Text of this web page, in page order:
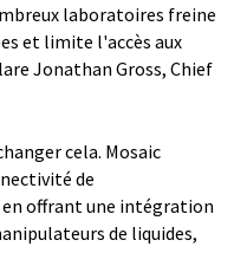
laboratoires freine
et limite l'accès aux
Jonathan Gross, Chief
cela. Mosaic
de
offrant une intégration
de liquides,